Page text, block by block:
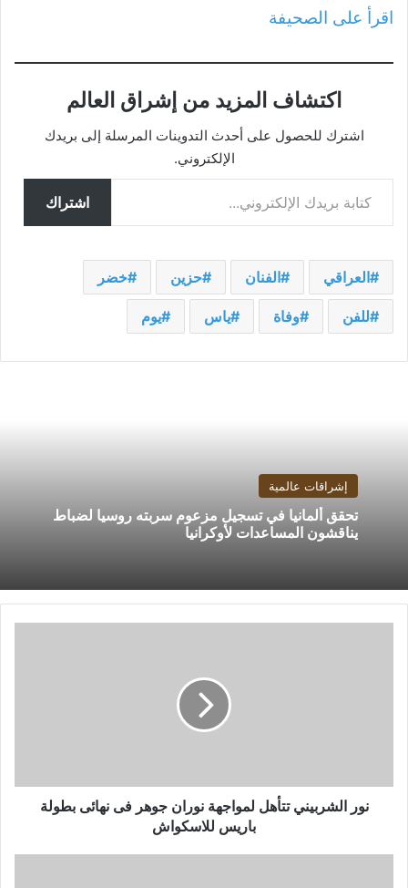
اقرأ على الصحيفة
اكتشاف المزيد من إشراق العالم
اشترك للحصول على أحدث التدوينات المرسلة إلى بريدك
الإلكتروني.
كتابة بريدك الإلكتروني...
اشتراك
العراقي الفنان حزين خضر
للفن وفاة ياس يوم
إشراقات عالمية
تحقق ألمانيا في تسجيل مزعوم سربته روسيا لضباط
يناقشون المساعدات لأوكرانيا
بطولة
باريسنور الشربيني تتأهل لمواجهة نوران جوهر فى نهائى بطولة
باريس للاسكواش